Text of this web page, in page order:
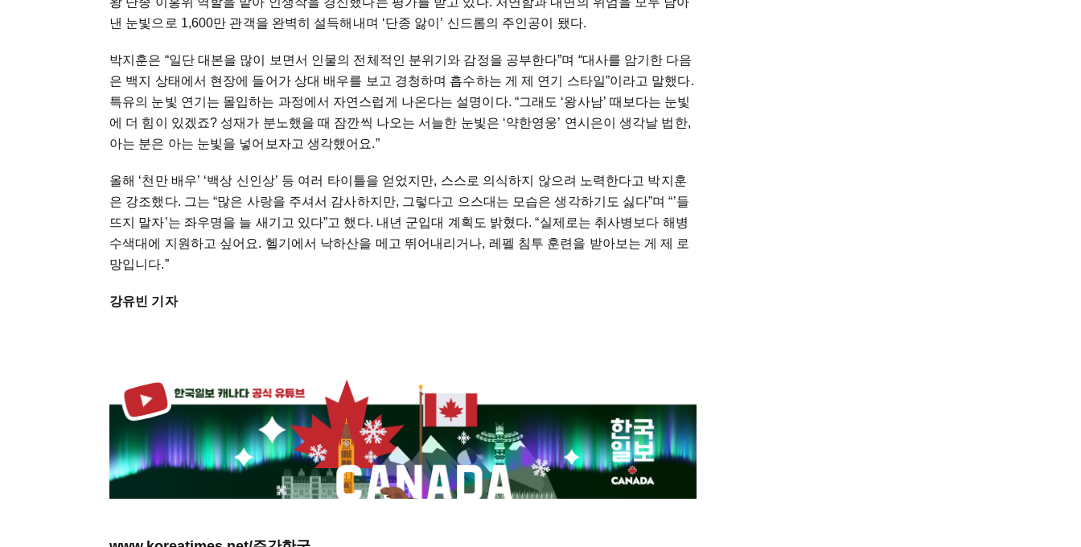
낸 눈빛으로 1,600만 관객을 완벽히 설득해내며 ‘단종 앓이’ 신드롬의 주인공이 됐다.
박지훈은 “일단 대본을 많이 보면서 인물의 전체적인 분위기와 감정을 공부한다”며 “대사를 암기한 다음
은 백지 상태에서 현장에 들어가 상대 배우를 보고 경청하며 흡수하는 게 제 연기 스타일”이라고 말했다.
특유의 눈빛 연기는 몰입하는 과정에서 자연스럽게 나온다는 설명이다. “그래도 ‘왕사남’ 때보다는 눈빛
에 더 힘이 있겠죠? 성재가 분노했을 때 잠깐씩 나오는 서늘한 눈빛은 ‘약한영웅’ 연시은이 생각날 법한,
아는 분은 아는 눈빛을 넣어보자고 생각했어요.”
올해 ‘천만 배우’ ‘백상 신인상’ 등 여러 타이틀을 얻었지만, 스스로 의식하지 않으려 노력한다고 박지훈
은 강조했다. 그는 “많은 사랑을 주셔서 감사하지만, 그렇다고 으스대는 모습은 생각하기도 싫다”며 “’들
뜨지 말자’는 좌우명을 늘 새기고 있다”고 했다. 내년 군입대 계획도 밝혔다. “실제로는 취사병보다 해병
수색대에 지원하고 싶어요. 헬기에서 낙하산을 메고 뛰어내리거나, 레펠 침투 훈련을 받아보는 게 제 로
망입니다.”
강유빈 기자